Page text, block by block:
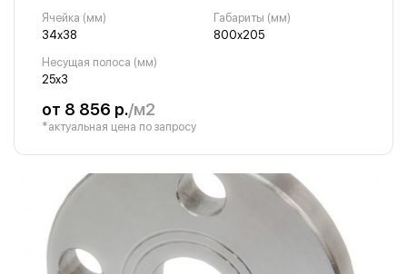
Ячейка (мм)
34х38
Габариты (мм)
800х205
Несущая полоса (мм)
25х3
от 8 856 р./м2
*актуальная цена по запросу